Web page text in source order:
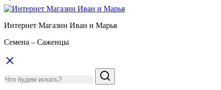
Интернет Магазин Иван и Марья
Семена – Саженцы